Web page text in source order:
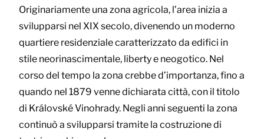
Originariamente una zona agricola, l’area inizia a
svilupparsi nel XIX secolo, divenendo un moderno
quartiere residenziale caratterizzato da edifici in
stile neorinascimentale, liberty e neogotico. Nel
corso del tempo la zona crebbe d’importanza, fino a
quando nel 1879 venne dichiarata città, con il titolo
di Královské Vinohrady. Negli anni seguenti la zona
continuò a svilupparsi tramite la costruzione di